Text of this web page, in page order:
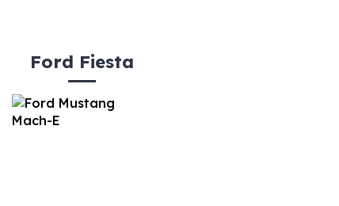
Ford Fiesta